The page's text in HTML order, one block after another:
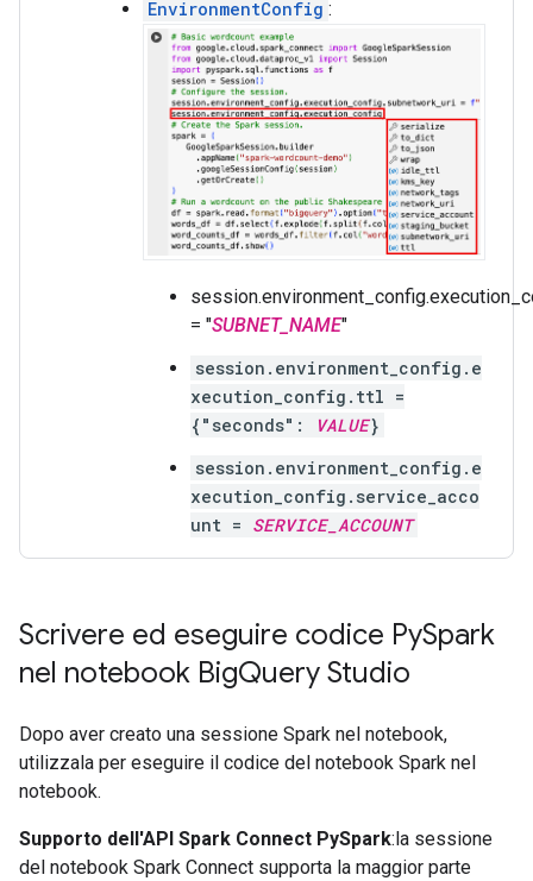
EnvironmentConfig :
= "SUBNET_NAME"
session.environment_config.e
xecution_config.ttl =
{"seconds":
VALUE}
session.environment_config.e
xecution_config.service_acco
unt = SERVICE_ACCOUNT
Scrivere ed eseguire codice PySpark
nel notebook BigQuery Studio
Dopo aver creato una sessione Spark nel notebook,
utilizzala per eseguire il codice del notebook Spark nel
notebook.
Supporto dell'API Spark Connect PySpark:la sessione
del notebook Spark Connect supporta la maggior parte